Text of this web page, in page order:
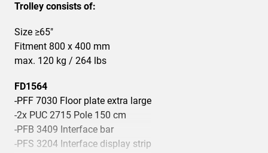
Trolley consists of:
Size ≥65"
Fitment 800 x 400 mm
max. 120 kg / 264 lbs
FD1564
-PFF 7030 Floor plate extra large
-2x PUC 2715 Pole 150 cm
-PFB 3409 Interface bar
-PFS 3204 Interface display strip